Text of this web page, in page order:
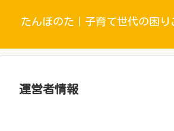
たんぼのた｜子育て世代の困り
運営者情報